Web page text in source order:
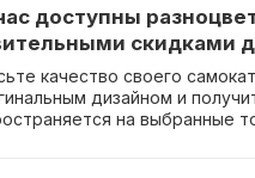
доступны
скидками
качество своего
дизайном и
на выбранные